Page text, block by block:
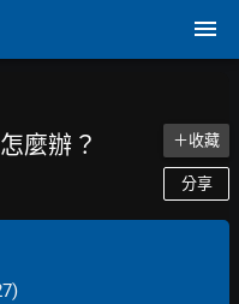
麼辦？ ＋收藏
分享